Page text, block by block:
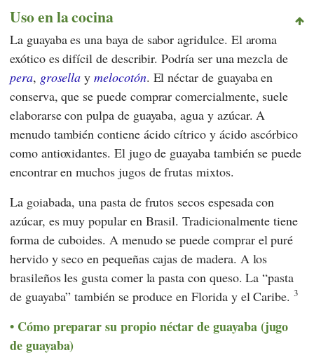
Uso en la cocina
La guayaba es una baya de sabor agridulce. El aroma
exótico es difícil de describir. Podría ser una mezcla de
pera, grosella ymelocotón. El néctar de guayaba en
conserva, que se puede comprar comercialmente, suele
elaborarse con pulpa de guayaba, agua y azúcar. A
menudo también contiene ácido cítrico y ácido ascórbico
como antioxidantes. El jugo de guayaba también se puede
encontrar en muchos jugos de frutas mixtos.
La goiabada, una pasta de frutos secos espesada con
azúcar, es muy popular en Brasil. Tradicionalmente tiene
forma de cuboides. A menudo se puede comprar el puré
hervido y seco en pequeñas cajas de madera. A los
brasileños les gusta comer la pasta con queso. La “pasta
de guayaba” también se produce en Florida y el Caribe.3
Cómo preparar su propio néctar de guayaba (jugo
de guayaba)